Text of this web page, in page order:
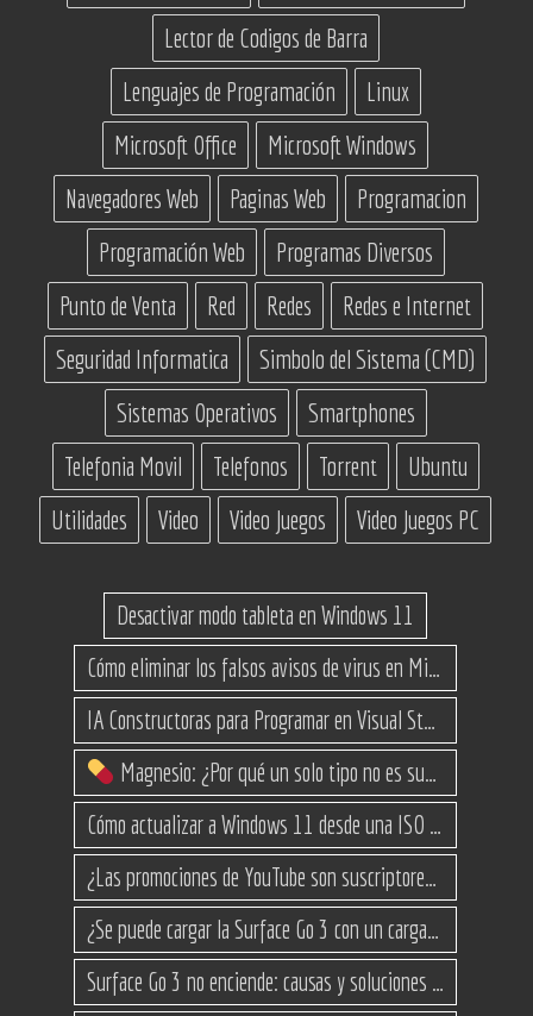
Lector de Codigos de Barra
Lenguajes de Programación
Linux
Microsoft Office
Microsoft Windows
Navegadores Web
Paginas Web
Programacion
Programación Web
Programas Diversos
Punto de Venta
Red Redes
Redes e Internet
Seguridad Informatica
Simbolo del Sistema (CMD)
Sistemas Operativos
Smartphones
Telefonia Movil
Telefonos Torrent
Ubuntu
Utilidades
Video Video Juegos Video Juegos PC
Desactivar modo tableta en Windows 11
Magnesio: ¿Por qué un solo tipo no es suficiente? (Guía de variantes)